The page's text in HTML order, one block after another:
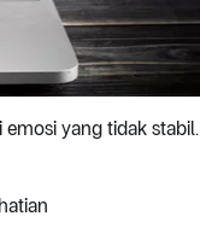
yang tidak stabil.